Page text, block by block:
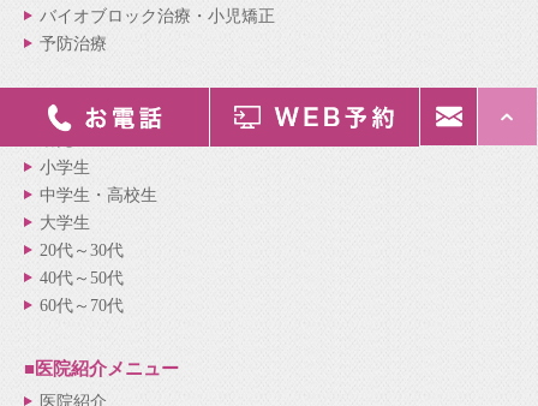
バイオブロック治療・小児矯正
予防治療
■ライフステージ別
診療メニュー
小学生
中学生・高校生
大学生
20代～30代
40代～50代
60代～70代
■医院紹介メニュー
医院紹介